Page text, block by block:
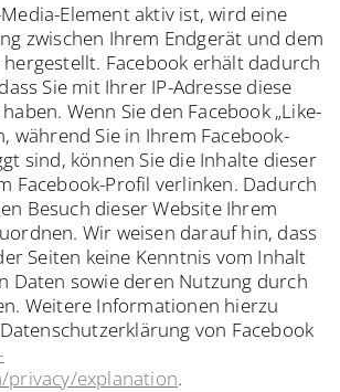
Element aktiv ist, wird eine
zwischen Ihrem Endgerät und dem
hergestellt. Facebook erhält dadurch
Sie mit Ihrer IP-Adresse diese
Wenn Sie den Facebook „Like-
während Sie in Ihrem Facebook-
sind, können Sie die Inhalte dieser
Facebook-Profil verlinken. Dadurch
Besuch dieser Website Ihrem
Wir weisen darauf hin, dass
Seiten keine Kenntnis vom Inhalt
Daten sowie deren Nutzung durch
Weitere Informationen hierzu
von Facebook
privacy/explanation.